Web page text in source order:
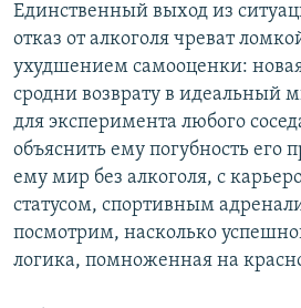
Единственный выход из
отказ от алкоголя чреват
ухудшением самооценки:
сродни возврату в идеальный
для эксперимента любого
объяснить ему погубность
ему мир без алкоголя, с
статусом, спортивным
посмотрим, насколько
логика, помноженная на